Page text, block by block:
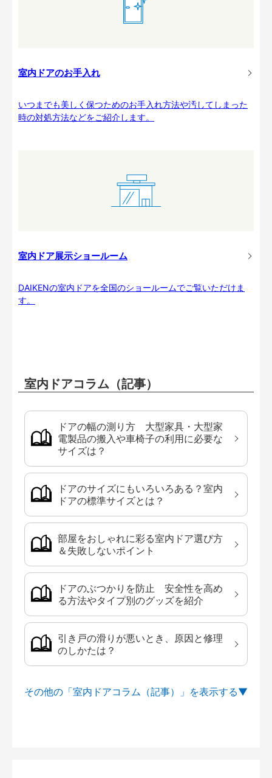
室内ドアのお手入れ
いつまでも美しく保つためのお手入れ方法や汚してしまった
時の対処方法などをご紹介します。
室内ドア展示ショールーム
DAIKENの室内ドアを全国のショールームでご覧いただけま
す。
室内ドアコラム（記事）
ドアの幅の測り方 大型家具・大型家
電製品の搬入や車椅子の利用に必要な
サイズは？
ドアのサイズにもいろいろある？室内
ドアの標準サイズとは？
部屋をおしゃれに彩る室内ドア選び方
＆失敗しないポイント
ドアのぶつかりを防止 安全性を高め
る方法やタイプ別のグッズを紹介
引き戸の滑りが悪いとき、原因と修理
のしかたは？
その他の「室内ドアコラム（記事）」を